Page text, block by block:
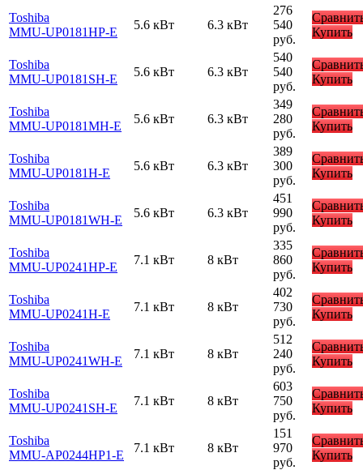
Toshiba
MMU-UP0181HP-E
5.6 кВт 6.3 кВт
276
540
руб.
Купить
Toshiba
MMU-UP0181SH-E
5.6 кВт 6.3 кВт
540
540
руб.
Купить
Toshiba
MMU-UP0181MH-E
5.6 кВт 6.3 кВт
349
280
руб.
Купить
Toshiba
MMU-UP0181H-E
5.6 кВт 6.3 кВт
389
300
руб.
Купить
Toshiba
MMU-UP0181WH-E
5.6 кВт 6.3 кВт
451
990
руб.
Купить
Toshiba
MMU-UP0241HP-E
7.1 кВт 8 кВт
335
860
руб.
Купить
Toshiba
MMU-UP0241H-E
7.1 кВт 8 кВт
402
730
руб.
Купить
Toshiba
MMU-UP0241WH-E
7.1 кВт 8 кВт
512
240
руб.
Купить
Toshiba
MMU-UP0241SH-E
7.1 кВт 8 кВт
603
750
руб.
Купить
Toshiba
MMU-AP0244HP1-E
7.1 кВт 8 кВт
151
970
руб.
Купить